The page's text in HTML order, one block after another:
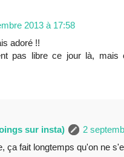
2013 à 17:58
adoré !!
pas libre ce jour là,
sur insta)
2
ça fait longtemps qu'on ne